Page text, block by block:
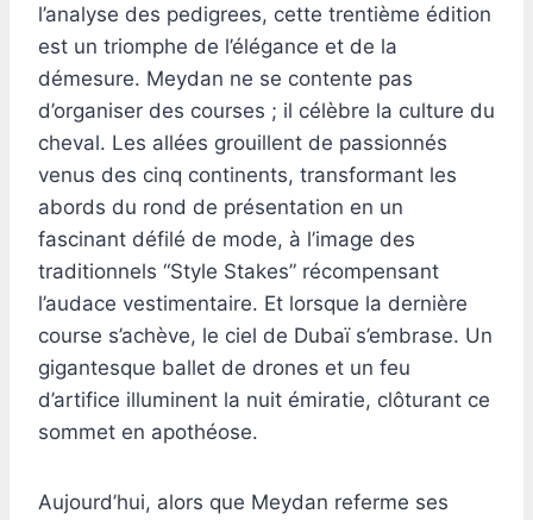
l’analyse des pedigrees, cette trentième édition
est un triomphe de l’élégance et de la
démesure. Meydan ne se contente pas
d’organiser des courses ; il célèbre la culture du
cheval. Les allées grouillent de passionnés
venus des cinq continents, transformant les
abords du rond de présentation en un
fascinant défilé de mode, à l’image des
traditionnels “Style Stakes” récompensant
l’audace vestimentaire. Et lorsque la dernière
course s’achève, le ciel de Dubaï s’embrase. Un
gigantesque ballet de drones et un feu
d’artifice illuminent la nuit émiratie, clôturant ce
sommet en apothéose.
Aujourd’hui, alors que Meydan referme ses